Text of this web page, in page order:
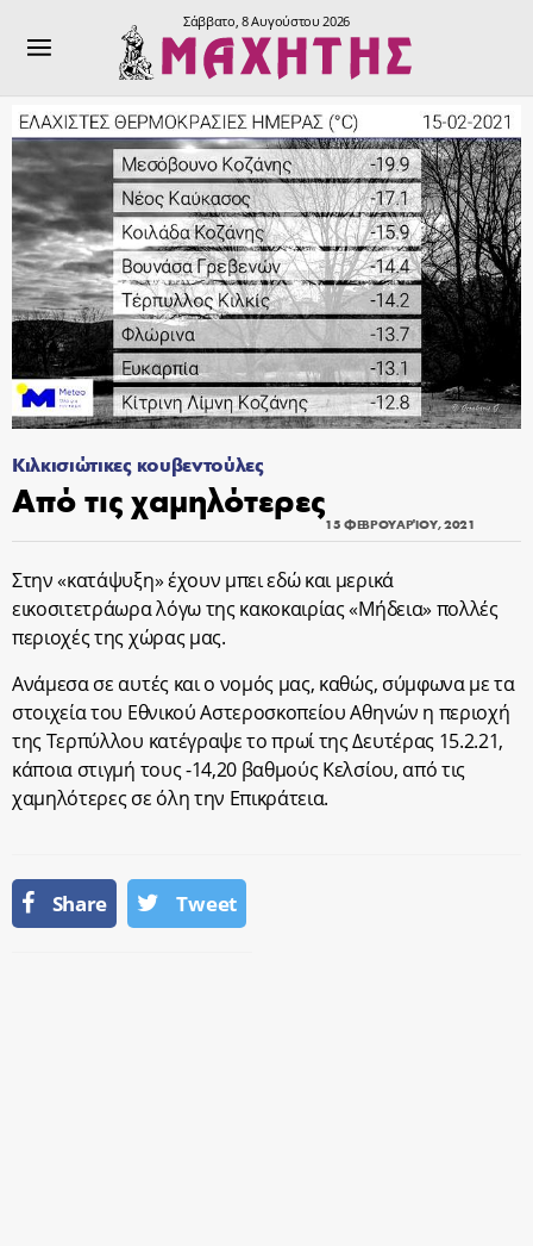
Σάββατο, 8 Αυγούστου 2026
Κιλκισιώτικες κουβεντούλες
Από τις χαμηλότερες
15 ΦΕΒΡΟΥΑΡΊΟΥ, 2021
Στην «κατάψυξη» έχουν μπει εδώ και μερικά
εικοσιτετράωρα λόγω της κακοκαιρίας «Μήδεια» πολλές
περιοχές της χώρας μας.
Ανάμεσα σε αυτές και ο νομός μας, καθώς, σύμφωνα με τα
στοιχεία του Εθνικού Αστεροσκοπείου Αθηνών η περιοχή
της Τερπύλλου κατέγραψε το πρωί της Δευτέρας 15.2.21,
κάποια στιγμή τους -14,20 βαθμούς Κελσίου, από τις
χαμηλότερες σε όλη την Επικράτεια.
Share Tweet